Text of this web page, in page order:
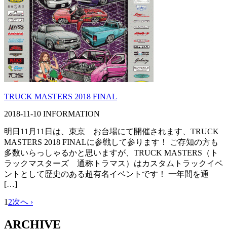
TRUCK MASTERS 2018 FINAL
2018-11-10 INFORMATION
明日11月11日は、東京 お台場にて開催されます、TRUCK
MASTERS 2018 FINALに参戦して参ります！ ご存知の方も
多数いらっしゃるかと思いますが、TRUCK MASTERS（ト
ラックマスターズ 通称トラマス）はカスタムトラックイベ
ントとして歴史のある超有名イベントです！ 一年間を通
[…]
1 2次へ ›
ARCHIVE